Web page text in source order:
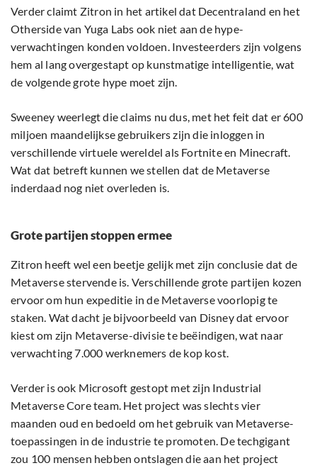
Verder claimt Zitron in het artikel dat Decentraland en het
Otherside van Yuga Labs ook niet aan de hype-
verwachtingen konden voldoen. Investeerders zijn volgens
hem al lang overgestapt op kunstmatige intelligentie, wat
de volgende grote hype moet zijn.
Sweeney weerlegt die claims nu dus, met het feit dat er 600
miljoen maandelijkse gebruikers zijn die inloggen in
verschillende virtuele wereldel als Fortnite en Minecraft.
Wat dat betreft kunnen we stellen dat de Metaverse
inderdaad nog niet overleden is.
Grote partijen stoppen ermee
Zitron heeft wel een beetje gelijk met zijn conclusie dat de
Metaverse stervende is. Verschillende grote partijen kozen
ervoor om hun expeditie in de Metaverse voorlopig te
staken. Wat dacht je bijvoorbeeld van Disney dat ervoor
kiest om zijn Metaverse-divisie te beëindigen, wat naar
verwachting 7.000 werknemers de kop kost.
Verder is ook Microsoft gestopt met zijn Industrial
Metaverse Core team. Het project was slechts vier
maanden oud en bedoeld om het gebruik van Metaverse-
toepassingen in de industrie te promoten. De techgigant
zou 100 mensen hebben ontslagen die aan het project